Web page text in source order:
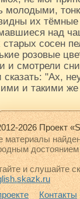
молодыми,
их
над
старых сосен
розовые
и смотрели
сказать: "Ах,
и такими
2026 Проект
материалы
достоянием
и слушайте
Контакты